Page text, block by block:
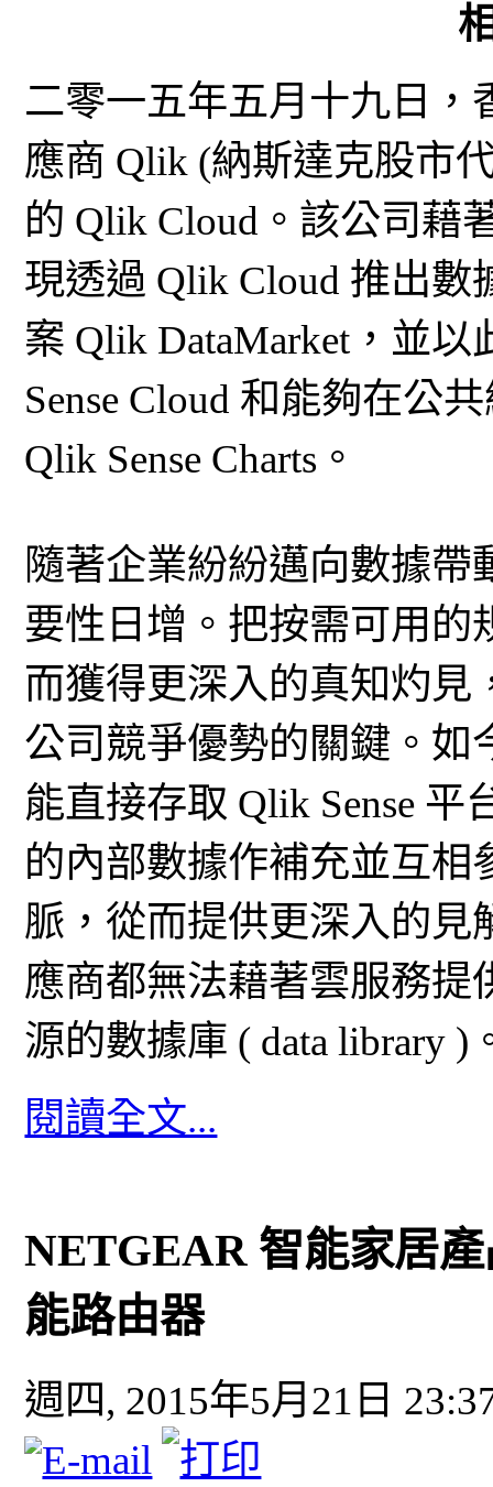
二零一五年五月十九日，
應商 Qlik (納斯達克股市
的 Qlik Cloud。該公司藉
現透過 Qlik Cloud 推出數
案 Qlik DataMarket，並
Sense Cloud 和能夠在公
Qlik Sense Charts。
隨著企業紛紛邁向數據
要性日增。把按需可用的
而獲得更深入的真知灼見
公司競爭優勢的關鍵。如
能直接存取 Qlik Sense
的內部數據作補充並互
脈，從而提供更深入的見
應商都無法藉著雲服務提
源的數據庫 ( data library )
閱讀全文...
NETGEAR 智能家居
能路由器
週四, 2015年5月21日